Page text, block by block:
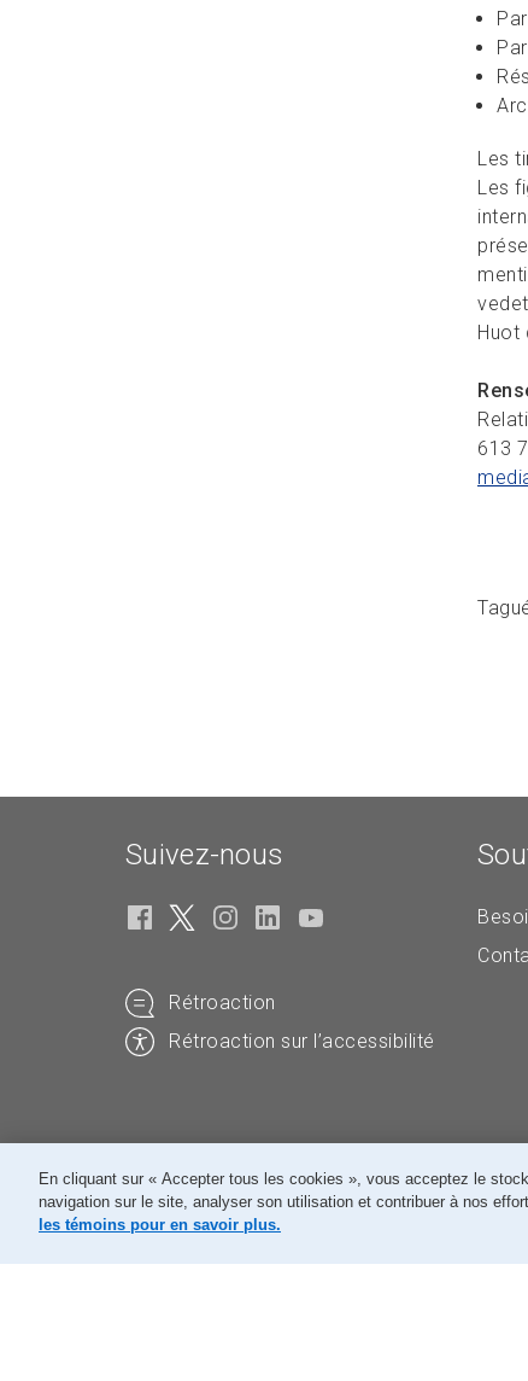
Les
Les
Huot
613
Suivez-nous
Rétroaction
Rétroaction sur l’accessibilité
© Société canadienne des postes
En cliquant sur « Accepter tous les cookies », vous acceptez le
navigation sur le site, analyser son utilisation et contribuer à nos
les témoins pour en savoir plus.